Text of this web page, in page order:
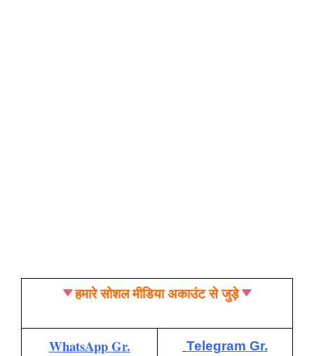
हमारे सोशल मीडिया अकाउंट से जुड़े
WhatsApp Gr. Telegram Gr.